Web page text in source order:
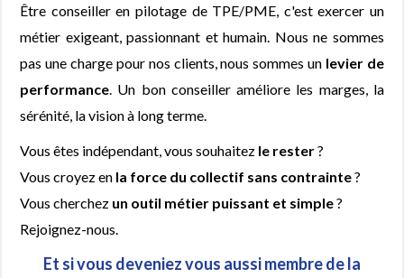
Être conseiller en pilotage de TPE/PME, c'est exercer un
métier exigeant, passionnant et humain. Nous ne sommes
pas une charge pour nos clients, nous sommes un levier de
performance . Un bon conseiller améliore les marges, la
sérénité, la vision à long terme.
Vous êtes indépendant, vous souhaitez le rester?
Vous croyez en la force du collectif sans contrainte?
Vous cherchez un outil métier puissant et simple?
Rejoignez-nous.
Et si vous deveniez vous aussi membre de la